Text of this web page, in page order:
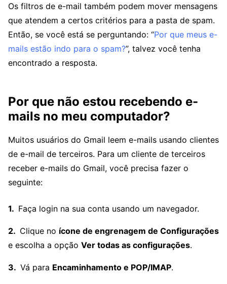
Os filtros de e-mail também podem mover mensagens
que atendem a certos critérios para a pasta de spam.
Então, se você está se perguntando: “Por que meus e-
mails estão indo para o spam?”, talvez você tenha
encontrado a resposta.
Por que não estou recebendo e-
mails no meu computador?
Muitos usuários do Gmail leem e-mails usando clientes
de e-mail de terceiros. Para um cliente de terceiros
receber e-mails do Gmail, você precisa fazer o
seguinte:
Faça login na sua conta usando um navegador.
Clique no ícone de engrenagem de Configurações
e escolha a opção Ver todas as configurações.
Vá para Encaminhamento e POP/IMAP.